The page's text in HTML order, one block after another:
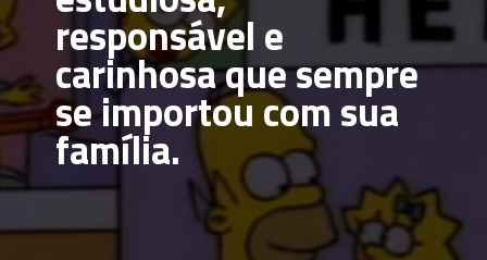
responsável e
carinhosa que sempre
se importou com sua
família.